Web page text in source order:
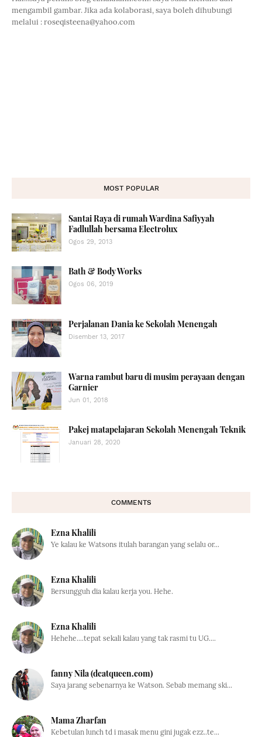
mengambil gambar. Jika ada kolaborasi, saya boleh dihubungi
melalui : roseqisteena@yahoo.com
MOST POPULAR
Santai Raya di rumah Wardina Safiyyah
Fadlullah bersama Electrolux
Ogos 29, 2013
Bath & Body Works
Ogos 06, 2019
Perjalanan Dania ke Sekolah Menengah
Disember 13, 2017
Warna rambut baru di musim perayaan dengan
Garnier
Jun 01, 2018
Pakej matapelajaran Sekolah Menengah Teknik
Januari 28, 2020
COMMENTS
Ezna Khalili
Ye kalau ke Watsons itulah barangan yang selalu or...
Ezna Khalili
Bersungguh dia kalau kerja you. Hehe.
Ezna Khalili
Hehehe....tepat sekali kalau yang tak rasmi tu UG....
fanny Nila (dcatqueen.com)
Saya jarang sebenarnya ke Watson. Sebab memang ski...
Mama Zharfan
Kebetulan lunch td i masak menu gini jugak ezz..te...